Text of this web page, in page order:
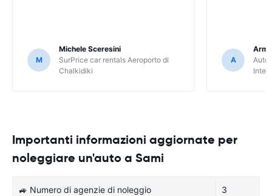
M
Michele Sceresini
SurPrice car rentals Aeroporto di
Chalkidiki
A
Importanti informazioni aggiornate per
noleggiare un'auto a Sami
🚙 Numero di agenzie di noleggio 3